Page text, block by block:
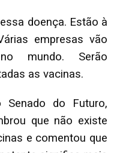
doença. Estão à
empresas vão
mundo. Serão
as vacinas.
Senado do Futuro,
que não existe
e comentou que